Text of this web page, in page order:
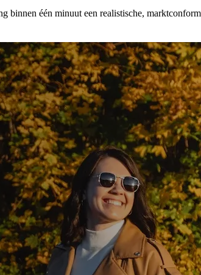
één minuut een realistische,